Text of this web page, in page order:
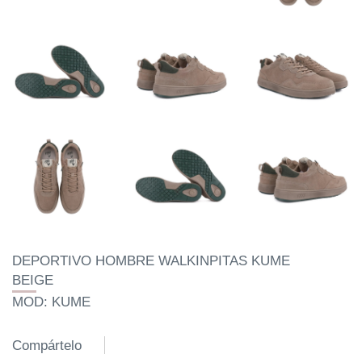
DEPORTIVO HOMBRE WALKINPITAS KUME
BEIGE
MOD: KUME
Compártelo